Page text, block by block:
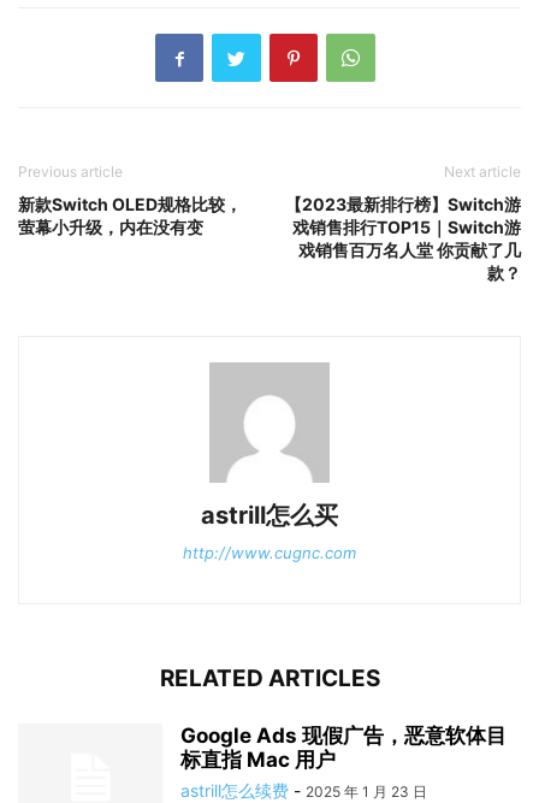
Previous article
新款Switch OLED规格比较，
萤幕小升级，内在没有变
Next article
【2023最新排行榜】Switch游
戏销售排行TOP15｜Switch游
戏销售百万名人堂 你贡献了几
款？
astrill怎么买
http://www.cugnc.com
RELATED ARTICLES
Google Ads 现假广告，恶意软体目
标直指 Mac 用户
astrill怎么续费 - 2025 年 1 月 23 日